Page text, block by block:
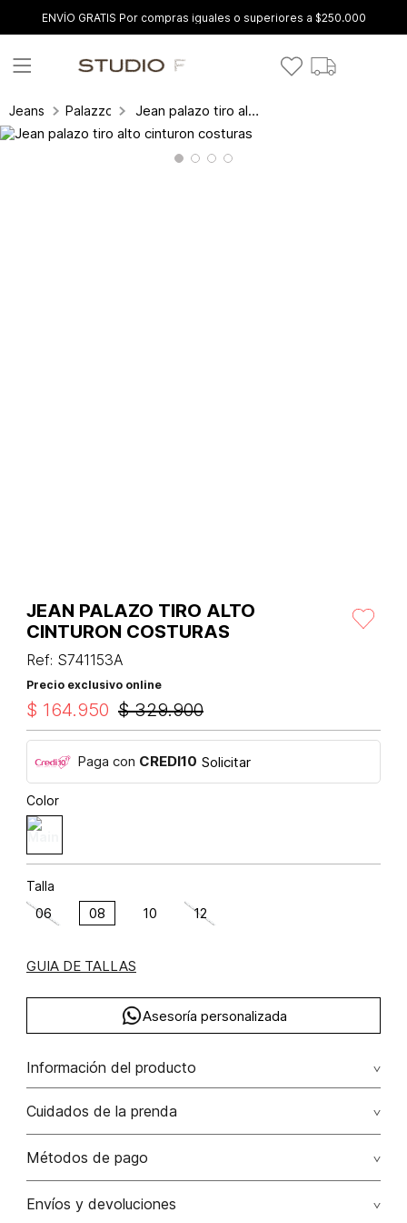
ENVÍO GRATIS Por compras iguales o superiores a $250.000
Jeans Palazzo Jean palazo tiro alto cinturon costuras
JEAN PALAZO TIRO ALTO
CINTURON COSTURAS
Ref: S741153A
Precio exclusivo online
$ 329.900
$ 164.950
Paga con CREDI10 Solicitar
Color
Talla
06 08 10 12
GUIA DE TALLAS
Asesoría personalizada
Información del producto
Jean palazo tiro alto cinturon costuras algodón 100% 100.00%
algodón/cotton
Cuidados de la prenda
Cuidados: no aplicar detergentes con blanqueadores o
Métodos de pago
Tarjetas de crédito: Visa, Dinners, Master Card y American
Envíos y devoluciones